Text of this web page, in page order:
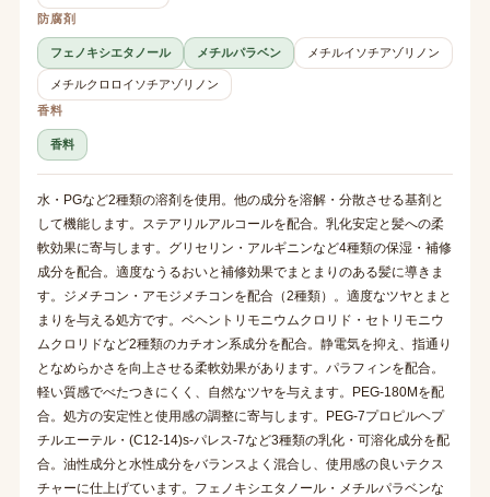
防腐剤
フェノキシエタノール メチルパラベン メチルイソチアゾリノン
メチルクロロイソチアゾリノン
香料
香料
水・PGなど2種類の溶剤を使用。他の成分を溶解・分散させる基剤と
して機能します。ステアリルアルコールを配合。乳化安定と髪への柔
軟効果に寄与します。グリセリン・アルギニンなど4種類の保湿・補修
成分を配合。適度なうるおいと補修効果でまとまりのある髪に導きま
す。ジメチコン・アモジメチコンを配合（2種類）。適度なツヤとまと
まりを与える処方です。ベヘントリモニウムクロリド・セトリモニウ
ムクロリドなど2種類のカチオン系成分を配合。静電気を抑え、指通り
となめらかさを向上させる柔軟効果があります。パラフィンを配合。
軽い質感でべたつきにくく、自然なツヤを与えます。PEG-180Mを配
合。処方の安定性と使用感の調整に寄与します。PEG-7プロピルヘプ
チルエーテル・(C12-14)s-パレス-7など3種類の乳化・可溶化成分を配
合。油性成分と水性成分をバランスよく混合し、使用感の良いテクス
チャーに仕上げています。フェノキシエタノール・メチルパラベンな